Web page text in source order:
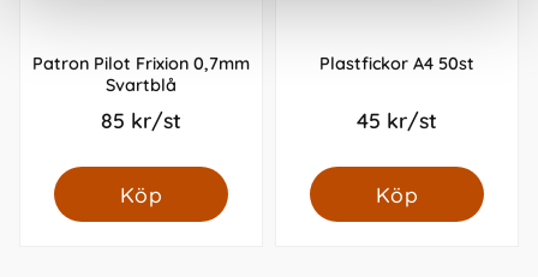
Patron Pilot Frixion 0,7mm
Svartblå
85 kr/st
Köp
Plastfickor A4 50st
45 kr/st
Köp